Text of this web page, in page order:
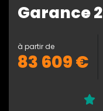
Garance 2
à partir de
83 609 €